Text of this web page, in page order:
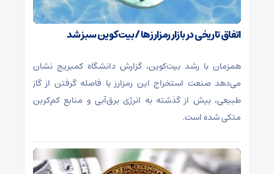
اتفاق تاریخی در بازار رمزارزها / بیت‌کوین سبز شد
همزمان با رشد بیت‌کوین، گزارش دانشگاه کمبریج نشان
می‌دهد صنعت استخراج این رمزارز با فاصله گرفتن از گاز
طبیعی، بیش از گذشته به انرژی برق‌آبی و منابع کم‌کربن
متکی شده است.